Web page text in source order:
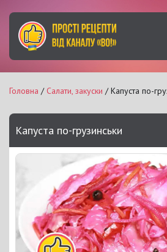
Головна / Салати, закуски / Капуста по-
Капуста по-грузинськи